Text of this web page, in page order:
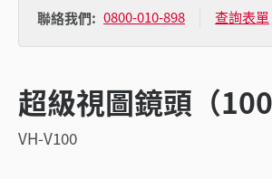
聯絡我們: 0800-010-898 查詢表單
超級視圖鏡頭（100
VH-V100